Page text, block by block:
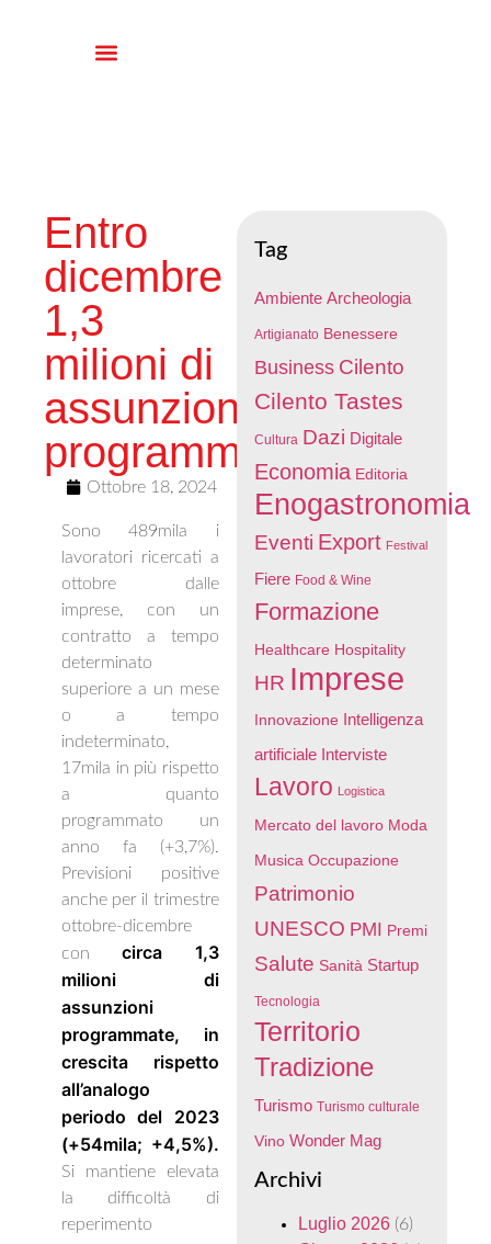
Entro
dicembre
1,3
milioni di
assunzioni
programmate
Ottobre 18, 2024
Sono 489mila i
lavoratori ricercati a
ottobre dalle
imprese, con un
contratto a tempo
determinato
superiore a un mese
o a tempo
indeterminato,
17mila in più rispetto
a quanto
programmato un
anno fa (+3,7%).
Previsioni positive
anche per il trimestre
ottobre-dicembre
concirca 1,3
milioni di
assunzioni
programmate, in
crescita rispetto
all’analogo
periodo del 2023
(+54mila; +4,5%).
Si mantiene elevata
la difficoltà di
reperimento
Tag
Ambiente Archeologia
Artigianato Benessere
Business Cilento
Cilento Tastes
Cultura Dazi Digitale
Economia Editoria
Enogastronomia
Eventi Export Festival
Fiere Food & Wine
Formazione
Healthcare Hospitality
HR Imprese
Innovazione Intelligenza
artificiale Interviste
Lavoro Logistica
Mercato del lavoro Moda
Musica Occupazione
Patrimonio
UNESCO PMI Premi
Salute Sanità Startup
Tecnologia
Territorio
Tradizione
Turismo Turismo culturale
Vino Wonder Mag
Archivi
Luglio 2026(6)